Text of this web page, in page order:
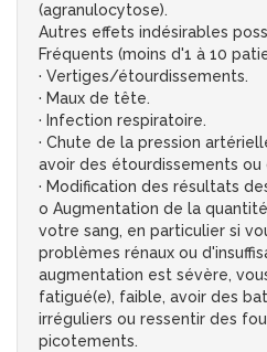
(agranulocytose).
Autres effets indésirables
Fréquents (moins d'1 à 10
· Vertiges/étourdissements.
· Maux de tête.
· Infection respiratoire.
· Chute de la pression
avoir des étourdissements ou
· Modification des résultats
o Augmentation de la
votre sang, en particulier si
problèmes rénaux ou
augmentation est sévère,
fatigué(e), faible, avoir des
irréguliers ou ressentir des
picotements.